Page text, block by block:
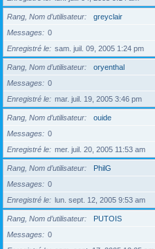
Rang, Nom d’utilisateur
greyclair
Messages
0
Enregistré le
sam. juil. 09, 2005 1:24 pm
Rang, Nom d’utilisateur
oryenthal
Messages
0
Enregistré le
mar. juil. 19, 2005 3:46 pm
Rang, Nom d’utilisateur
ouide
Messages
0
Enregistré le
mer. juil. 20, 2005 11:53 am
Rang, Nom d’utilisateur
PhilG
Messages
0
Enregistré le
lun. sept. 12, 2005 9:53 am
Rang, Nom d’utilisateur
PUTOIS
Messages
0